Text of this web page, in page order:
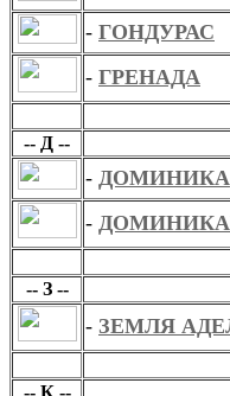
- ГОНДУРАС
- ГРЕНАДА
-- Д --
- ДОМИНИКА
-
-- З --
- ЗЕМЛЯ